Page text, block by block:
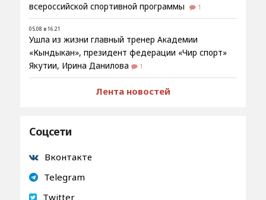
всероссийской спортивной программы
1
05.08 в 16:21
Ушла из жизни главный тренер Академии
«Кындыкан», президент федерации «Чир спорт»
Якутии, Ирина Данилова
1
Лента новостей
Соцсети
Вконтакте
Telegram
Twitter